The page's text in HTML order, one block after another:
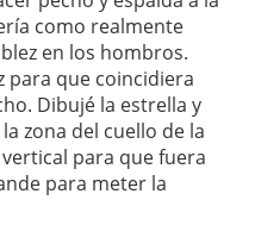
como realmente
en los hombros.
para que coincidiera
Dibujé la estrella y
zona del cuello de la
para que fuera
para meter la